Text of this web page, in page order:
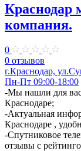
Краснодар
компания.
0
0 отзывов
г.Краснодар,
Пн-Пт 09:00-18:00
​-Мы нашли для
Краснодаре;
-Актуальная
Краснодаре ,
-Спутниковое
отзывы с